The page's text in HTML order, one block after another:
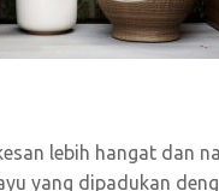
lebih hangat dan
yang dipadukan